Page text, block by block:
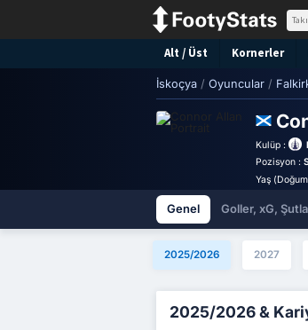
Alt / Üst Kornerler
İskoçya / Oyuncular /
Kulüp :
Pozisyon :
Yaş
Genel Goller, xG,
2025/2026 2027
2025/2026 &